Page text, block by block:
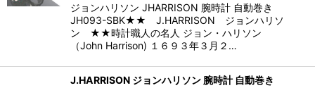
ジョンハリソン JHARRISON 腕時計 自動巻き
JH093-SBK★★ J.HARRISON ジョンハリソ
ン ★★時計職人の名人 ジョン・ハリソン
（John Harrison) １６９３年３月２…
J.HARRISON ジョンハリソン 腕時計 自動巻き